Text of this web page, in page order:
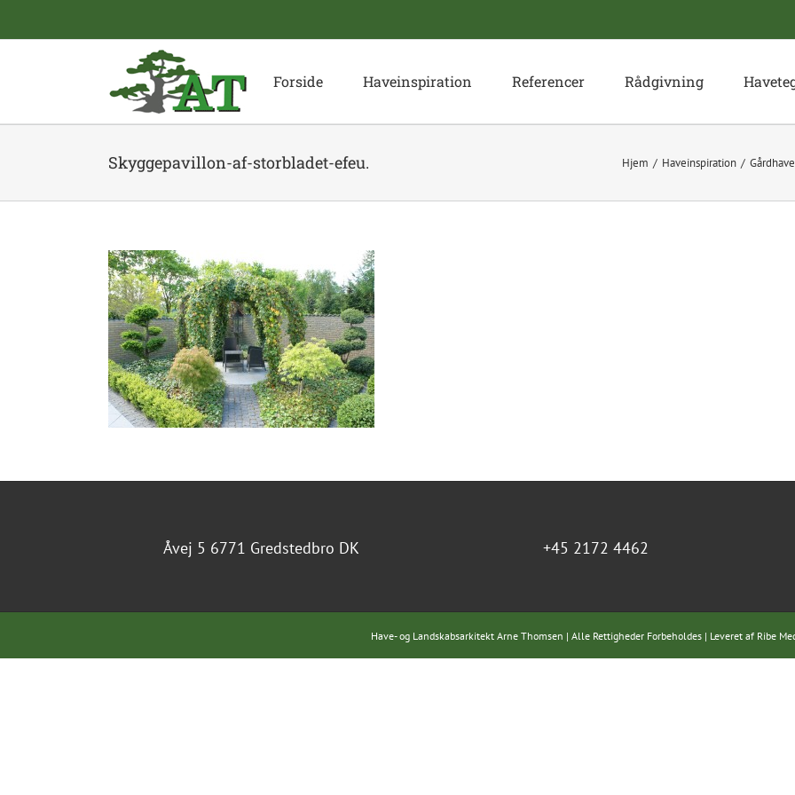
content
Forside Haveinspiration Referencer Rådgivning
Skyggepavillon-af-storbladet-efeu. Hjem Haveinspiration
Åvej 5 6771 Gredstedbro DK +45 2172 4462
Have- og Landskabsarkitekt Arne Thomsen | Alle Rettigheder Forbeholdes | Leveret af Ribe